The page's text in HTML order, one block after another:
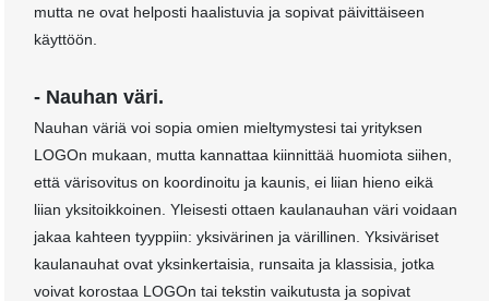
mutta ne ovat helposti haalistuvia ja sopivat päivittäiseen
käyttöön.
- Nauhan väri.
Nauhan väriä voi sopia omien mieltymystesi tai yrityksen
LOGOn mukaan, mutta kannattaa kiinnittää huomiota siihen,
että värisovitus on koordinoitu ja kaunis, ei liian hieno eikä
liian yksitoikkoinen. Yleisesti ottaen kaulanauhan väri voidaan
jakaa kahteen tyyppiin: yksivärinen ja värillinen. Yksiväriset
kaulanauhat ovat yksinkertaisia, runsaita ja klassisia, jotka
voivat korostaa LOGOn tai tekstin vaikutusta ja sopivat